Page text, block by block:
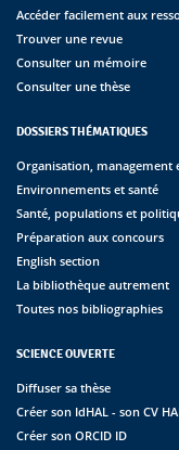
Accéder facilement aux
Trouver une revue
Consulter un mémoire
Consulter une thèse
DOSSIERS THÉMATIQUES
Organisation, management
Environnements et santé
Santé, populations et
Préparation aux concours
English section
La bibliothèque autrement
Toutes nos bibliographies
SCIENCE OUVERTE
Diffuser sa thèse
Créer son IdHAL - son CV
Créer son ORCID ID